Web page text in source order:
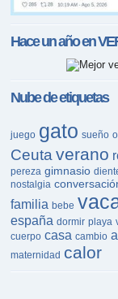
Hace un año en
Nube de etiquetas
juego gato sueño
Ceuta verano
pereza gimnasio
nostalgia
familia bebe
españa dormir playa
cuerpo casa cambio
maternidad calor